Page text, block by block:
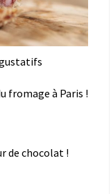
fromage à Paris !
de chocolat !